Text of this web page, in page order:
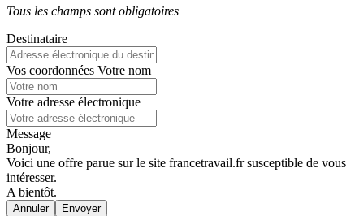
Tous les champs sont obligatoires
Destinataire
Vos coordonnées Votre nom
Votre adresse électronique
Message
Bonjour,
Voici une offre parue sur le site francetravail.fr susceptible de vous
intéresser.
A bientôt.
Annuler